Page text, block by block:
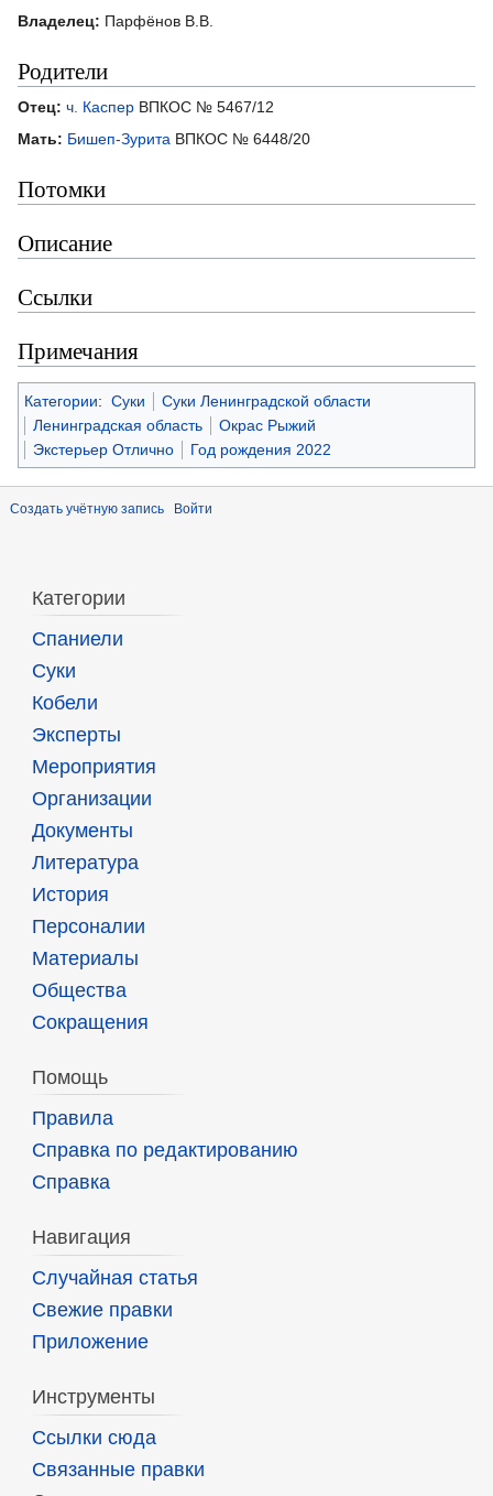
Владелец: Парфёнов В.В.
Родители
Отец: ч. Каспер ВПКОС № 5467/12
Мать: Бишеп-Зурита ВПКОС № 6448/20
Потомки
Описание
Ссылки
Примечания
Категории: Суки
Суки Ленинградской области
Ленинградская область
Окрас Рыжий
Экстерьер Отлично
Год рождения 2022
Создать учётную запись Войти
Категории
Спаниели
Суки
Кобели
Эксперты
Мероприятия
Организации
Документы
Литература
История
Персоналии
Материалы
Общества
Сокращения
Помощь
Правила
Справка по редактированию
Справка
Навигация
Случайная статья
Свежие правки
Приложение
Инструменты
Ссылки сюда
Связанные правки